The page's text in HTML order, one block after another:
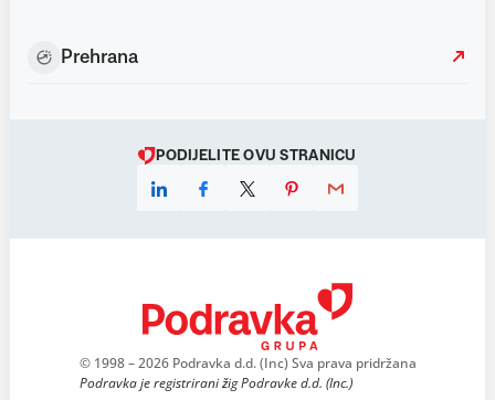
Prehrana
PODIJELITE OVU STRANICU
© 1998 – 2026 Podravka d.d. (Inc) Sva prava pridržana
Podravka je registrirani žig Podravke d.d. (Inc.)